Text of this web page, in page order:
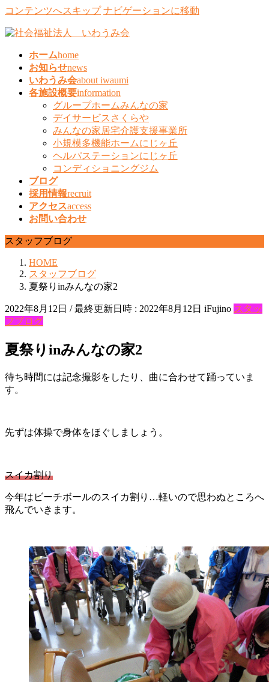
コンテンツへスキップ ナビゲーションに移動
ホームhome
お知らせnews
いわうみ会about iwaumi
各施設概要information
グループホームみんなの家
デイサービスさくらや
みんなの家居宅介護支援事業所
小規模多機能ホームにじヶ丘
ヘルパステーションにじヶ丘
コンディショニングジム
ブログ
採用情報recruit
アクセスaccess
お問い合わせ
スタッフブログ
HOME
スタッフブログ
夏祭りinみんなの家2
2022年8月12日 / 最終更新日時 : 2022年8月12日 iFujino スタッ
フブログ
夏祭りinみんなの家2
待ち時間には記念撮影をしたり、曲に合わせて踊っていま
す。
先ずは体操で身体をほぐしましょう。
スイカ割り
今年はビーチボールのスイカ割り…軽いので思わぬところへ
飛んでいきます。